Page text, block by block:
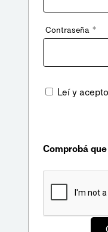
Contraseña *
Leí y
Comprobá